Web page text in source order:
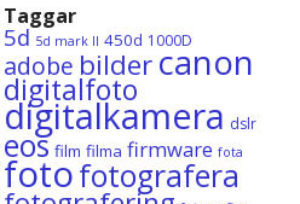
Taggar
5d 5d mark II 450d 1000D
adobe bilder canon
digitalfoto
digitalkamera dslr
eos film filma firmware fota
fotofotografera